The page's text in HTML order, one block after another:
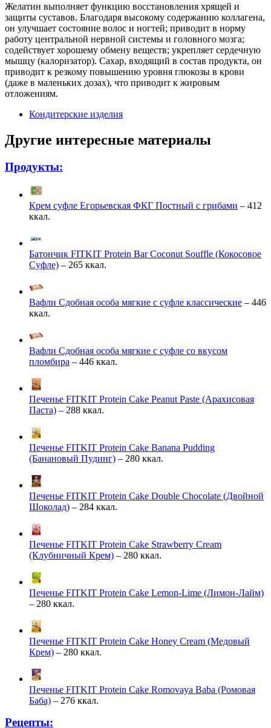
Желатин выполняет функцию восстановления хрящей и
защиты суставов. Благодаря высокому содержанию коллагена,
он улучшает состояние волос и ногтей; приводит в норму
работу центральной нервной системы и головного мозга;
содействует хорошему обмену веществ; укрепляет сердечную
мышцу (калоризатор). Сахар, входящий в состав продукта, он
приводит к резкому повышению уровня глюкозы в крови
(даже в маленьких дозах), что приводит к жировым
отложениям.
Кондитерские изделия
Другие интересные материалы
Продукты:
Крем суфле Егорьевская ФКГ Постный с грибами – 412
ккал.
Батончик FITKIT Protein Bar Coconut Souffle (Кокосовое
Суфле) – 265 ккал.
Вафли Сдобная особа мягкие с суфле классические – 446
ккал.
Вафли Сдобная особа мягкие с суфле со вкусом
пломбира – 446 ккал.
Печенье FITKIT Protein Cake Peanut Paste (Арахисовая
Паста) – 288 ккал.
Печенье FITKIT Protein Cake Banana Pudding
(Банановый Пудинг) – 280 ккал.
Печенье FITKIT Protein Cake Double Chocolate (Двойной
Шоколад) – 284 ккал.
Печенье FITKIT Protein Cake Strawberry Cream
(Клубничный Крем) – 280 ккал.
Печенье FITKIT Protein Cake Lemon-Lime (Лимон-Лайм)
– 280 ккал.
Печенье FITKIT Protein Cake Honey Cream (Медовый
Крем) – 280 ккал.
Печенье FITKIT Protein Cake Romovaya Baba (Ромовая
Баба) – 276 ккал.
Рецепты: